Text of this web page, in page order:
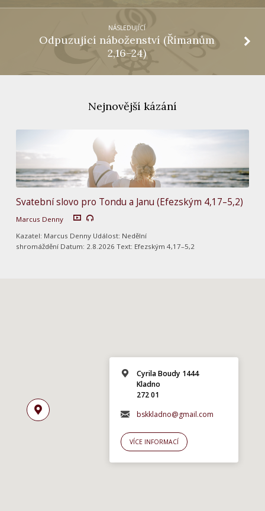
NÁSLEDUJÍCÍ
Odpuzující náboženství (Římanům
2,16–24)
Nejnovější kázání
Svatební slovo pro Tondu a Janu (Efezským 4,17–5,2)
Marcus Denny
Kazatel: Marcus Denny Událost: Nedělní
shromáždění Datum: 2.8.2026 Text: Efezským 4,17–5,2
Cyrila Boudy 1444
Kladno
272 01
bskkladno@gmail.com
VÍCE INFORMACÍ